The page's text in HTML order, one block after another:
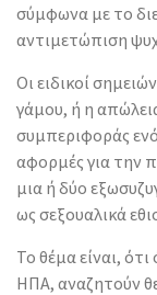
σύμφωνα με το
αντιμετώπιση
Οι ειδικοί
γάμου, ή η
συμπεριφοράς
αφορμές για την
μια ή δύο
ως σεξουαλικά
Το θέμα είναι,
ΗΠΑ, αναζητούν